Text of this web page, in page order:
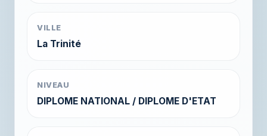
VILLE
La Trinité
NIVEAU
DIPLOME NATIONAL / DIPLOME D'ETAT